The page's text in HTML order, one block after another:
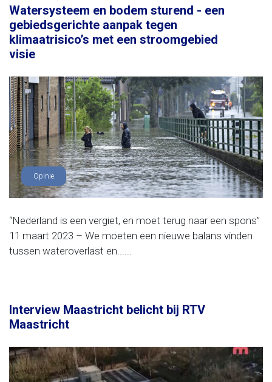
Watersysteem en bodem sturend - een
gebiedsgerichte aanpak tegen
klimaatrisico’s met een stroomgebied
visie
Opinie
“Nederland is een vergiet, en moet terug naar een spons”
11 maart 2023 – We moeten een nieuwe balans vinden
tussen wateroverlast en......
Interview Maastricht belicht bij RTV
Maastricht